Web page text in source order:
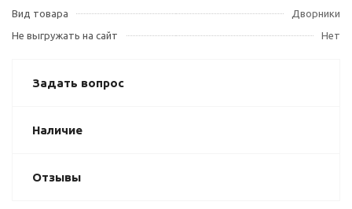
Вид товара
Дворники
Не выгружать на сайт
Нет
Задать вопрос
Наличие
Отзывы